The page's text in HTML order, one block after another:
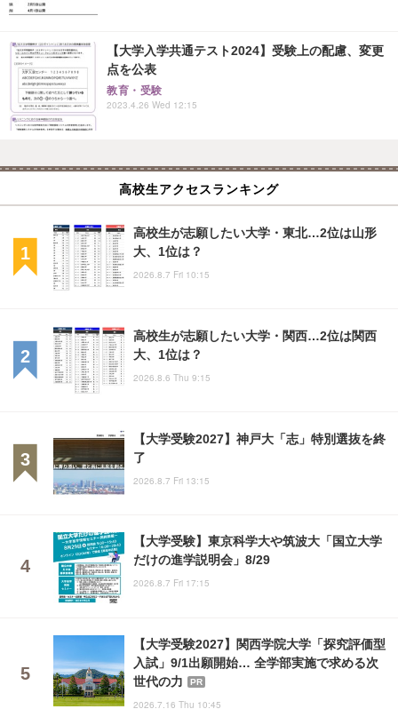
【大学入学共通テスト2024】受験上の配慮、変更
点を公表
教育・受験
2023.4.26 Wed 12:15
高校生アクセスランキング
高校生が志願したい大学・東北…2位は山形
大、1位は？
2026.8.7 Fri 10:15
高校生が志願したい大学・関西…2位は関西
大、1位は？
2026.8.6 Thu 9:15
【大学受験2027】神戸大「志」特別選抜を終
了
2026.8.7 Fri 13:15
【大学受験】東京科学大や筑波大「国立大学
だけの進学説明会」8/29
2026.8.7 Fri 17:15
【大学受験2027】関西学院大学「探究評価型
入試」9/1出願開始… 全学部実施で求める次
世代の力
PR
2026.7.16 Thu 10:45